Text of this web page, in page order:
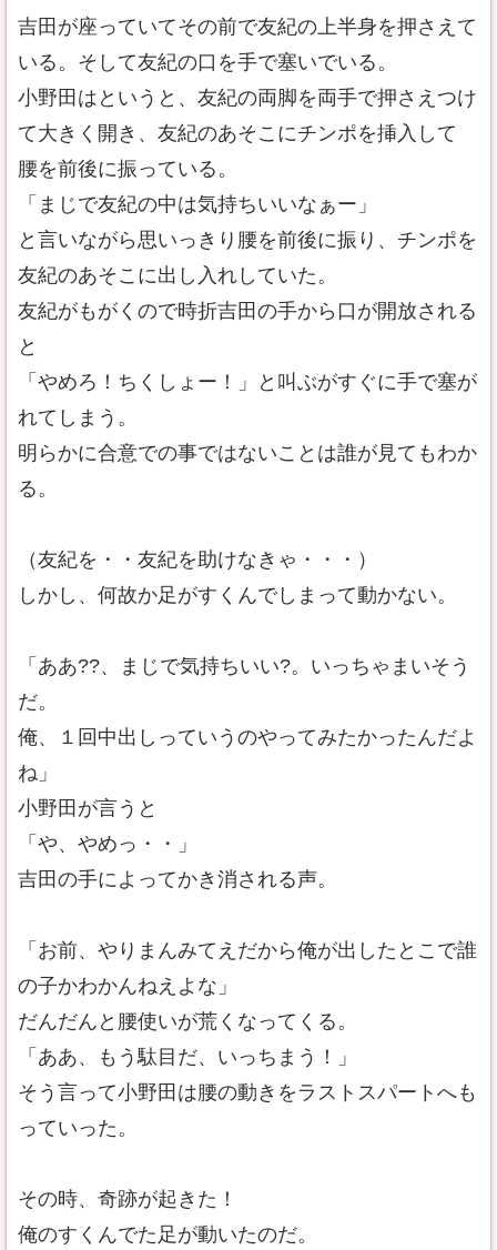
吉田が座っていてその前で友紀の上半身を押さえて
いる。そして友紀の口を手で塞いでいる。
小野田はというと、友紀の両脚を両手で押さえつけ
て大きく開き、友紀のあそこにチンポを挿入して
腰を前後に振っている。
「まじで友紀の中は気持ちいいなぁー」
と言いながら思いっきり腰を前後に振り、チンポを
友紀のあそこに出し入れしていた。
友紀がもがくので時折吉田の手から口が開放される
と
「やめろ！ちくしょー！」と叫ぶがすぐに手で塞が
れてしまう。
明らかに合意での事ではないことは誰が見てもわか
る。
（友紀を・・友紀を助けなきゃ・・・）
しかし、何故か足がすくんでしまって動かない。
「ああ??、まじで気持ちいい?。いっちゃまいそう
だ。
俺、１回中出しっていうのやってみたかったんだよ
ね」
小野田が言うと
「や、やめっ・・」
吉田の手によってかき消される声。
「お前、やりまんみてえだから俺が出したとこで誰
の子かわかんねえよな」
だんだんと腰使いが荒くなってくる。
「ああ、もう駄目だ、いっちまう！」
そう言って小野田は腰の動きをラストスパートへも
っていった。
その時、奇跡が起きた！
俺のすくんでた足が動いたのだ。